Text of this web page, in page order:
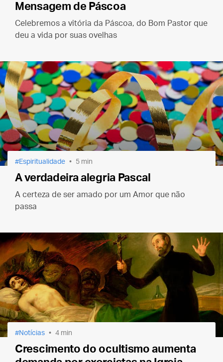
Mensagem de Páscoa
Celebremos a vitória da Páscoa, do Bom Pastor que
deu a vida por suas ovelhas
Espiritualidade 5 min
A verdadeira alegria Pascal
A certeza de ser amado por um Amor que não
passa
Notícias 4 min
Crescimento do ocultismo aumenta